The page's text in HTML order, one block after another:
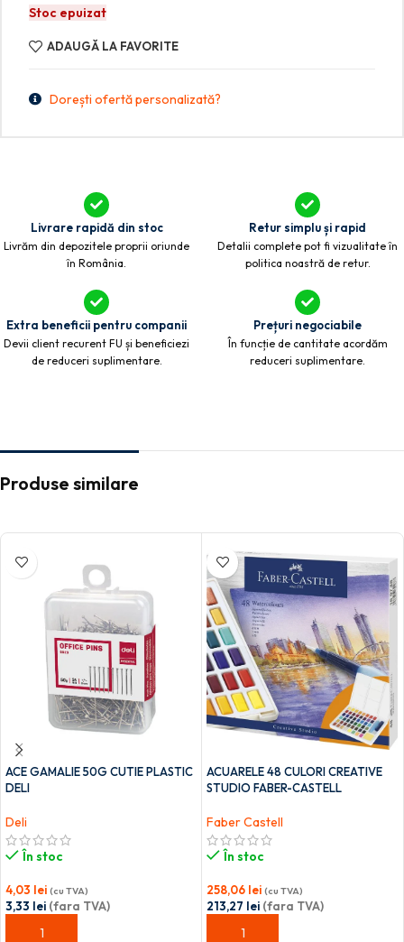
Stoc epuizat
ADAUGĂ LA FAVORITE
Dorești ofertă personalizată?
Livrare rapidă din stoc
Livrăm din depozitele proprii oriunde
în România.
Retur simplu și rapid
Detalii complete pot fi vizualitate în
politica noastră de retur.
Extra beneficii pentru companii
Devii client recurent FU și beneficiezi
de reduceri suplimentare.
Prețuri negociabile
În funcție de cantitate acordăm
reduceri suplimentare.
Produse similare
ACE GAMALIE 50G CUTIE PLASTIC
DELI
Deli
În stoc
4,03 lei (cu TVA)
3,33 lei (fara TVA)
ADAUGĂ ÎN COȘ
ACUARELE 48 CULORI CREATIVE
STUDIO FABER-CASTELL
Faber Castell
În stoc
258,06 lei (cu TVA)
213,27 lei (fara TVA)
ADAUGĂ ÎN COȘ